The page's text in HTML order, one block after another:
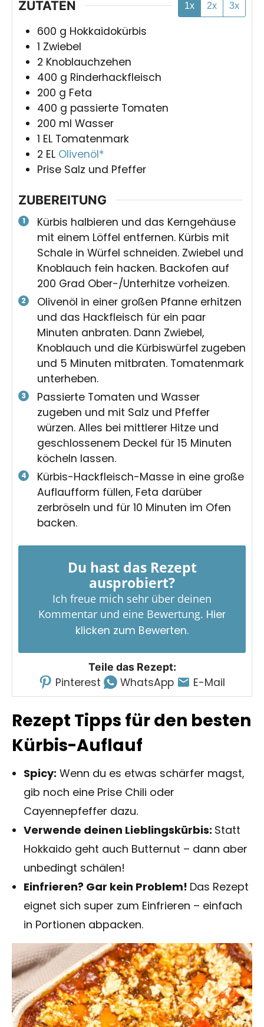
ZUTATEN 1x 2x 3x
600 g Hokkaidokürbis
1 Zwiebel
2 Knoblauchzehen
400 g Rinderhackfleisch
200 g Feta
400 g passierte Tomaten
200 ml Wasser
1 EL Tomatenmark
2 EL Olivenöl*
Prise Salz und Pfeffer
ZUBEREITUNG
Kürbis halbieren und das Kerngehäuse
mit einem Löffel entfernen. Kürbis mit
Schale in Würfel schneiden. Zwiebel und
Knoblauch fein hacken. Backofen auf
200 Grad Ober-/Unterhitze vorheizen.
Olivenöl in einer großen Pfanne erhitzen
und das Hackfleisch für ein paar
Minuten anbraten. Dann Zwiebel,
Knoblauch und die Kürbiswürfel zugeben
und 5 Minuten mitbraten. Tomatenmark
unterheben.
Passierte Tomaten und Wasser
zugeben und mit Salz und Pfeffer
würzen. Alles bei mittlerer Hitze und
geschlossenem Deckel für 15 Minuten
köcheln lassen.
Kürbis-Hackfleisch-Masse in eine große
Auflaufform füllen, Feta darüber
zerbröseln und für 10 Minuten im Ofen
backen.
Du hast das Rezept
ausprobiert?
Ich freue mich sehr über deinen
Kommentar und eine Bewertung. Hier
klicken zum Bewerten.
Teile das Rezept:
Pinterest WhatsApp E-Mail
Rezept Tipps für den besten
Kürbis-Auflauf
Spicy: Wenn du es etwas schärfer magst,
gib noch eine Prise Chili oder
Cayennepfeffer dazu.
Verwende deinen Lieblingskürbis: Statt
Hokkaido geht auch Butternut – dann aber
unbedingt schälen!
Einfrieren? Gar kein Problem! Das Rezept
eignet sich super zum Einfrieren – einfach
in Portionen abpacken.